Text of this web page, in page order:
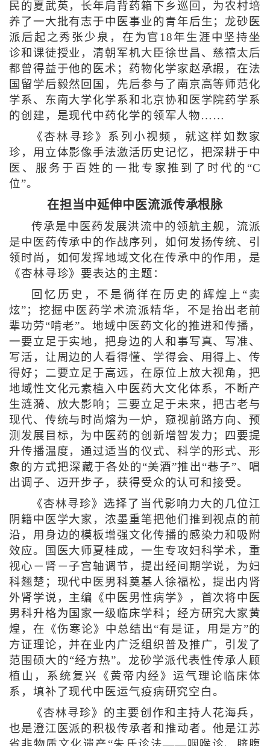
民的夏武英，长年肩背药箱下乡巡回，为农村培
养了一大批有志于中医事业的青年后生；龙砂医
派后起之秀张少泉，在为官18年生涯中坚持坐
诊和课徒授业，清朝军机大臣徐世昌、慈禧太后
都曾得益于他的医术；药物化学家赵承嘏，在法
国留学后毅然回国，先后参与了南京高等师范化
学系、东南大学化学系和北京协和医学院药学系
的创建，是现代中药化学的领军人物……
《杏林寻珍》系列小视频，就这样如数家
珍，用立体影像手法激活历史记忆，把深耕于中
医、服务于百姓的一批专家推到了时代的“C
位”。
在担当中延伸中医流派传承根脉
传承是中医药发展洪流中的领航主舰，流派
是中医药传承中的作战序列，如何发扬传统、引
领时尚，如何发挥地域文化在传承中的作用，是
《杏林寻珍》要表达的主题：
回忆历史，不是徜徉在历史的辉煌上“卖
炫”；挖掘中医药学术流派精华，不是抬出老前
辈功劳“啃老”。地域中医药文化的推进和传播，
一要立足于实地，把身边的人和事写真、写准、
写活，让周边的人看得懂、学得会、用得上、传
得好；二要立足于高远，在原位上放大视角，把
地域性文化元素植入中医药大文化体系，不断产
生涟漪、放大影响；三要立足于未来，把古老与
现代、传统与时尚熔为一炉，窥视前路方向、预
测发展目标，为中医药的创新增智发力；四要提
升传播温度，通过适当的仪式、科学的形式、形
象的方式把深藏于各处的“美酒”推出“巷子”、唱
出调子、迈开步子，获得受众的认可和接受。
《杏林寻珍》选择了当代影响力大的几位江
阴籍中医学大家，浓墨重笔把他们推到视点的前
沿，用身边的模板增强文化传播的感染力和吸附
效应。国医大师夏桂成，一生专攻妇科学术，重
视心－肾－子宫轴调节，提出经间期学说，为妇
科翘楚；现代中医男科奠基人徐福松，提出内肾
外肾学说，主编《中医男性病学》，首次将中医
男科升格为国家一级临床学科；经方研究大家黄
煌，在《伤寒论》中总结出“有是证，用是方”的
方证理论，并在业内广泛组织普及推广，引发了
范围硕大的“经方热”。龙砂学派代表性传承人顾
植山，系统复兴《黄帝内经》运气理论临床体
系，填补了现代中医运气疫病研究空白。
《杏林寻珍》的主要创作和主持人花海兵，
也是澄江医派的积极传承者和推动者。他是江苏